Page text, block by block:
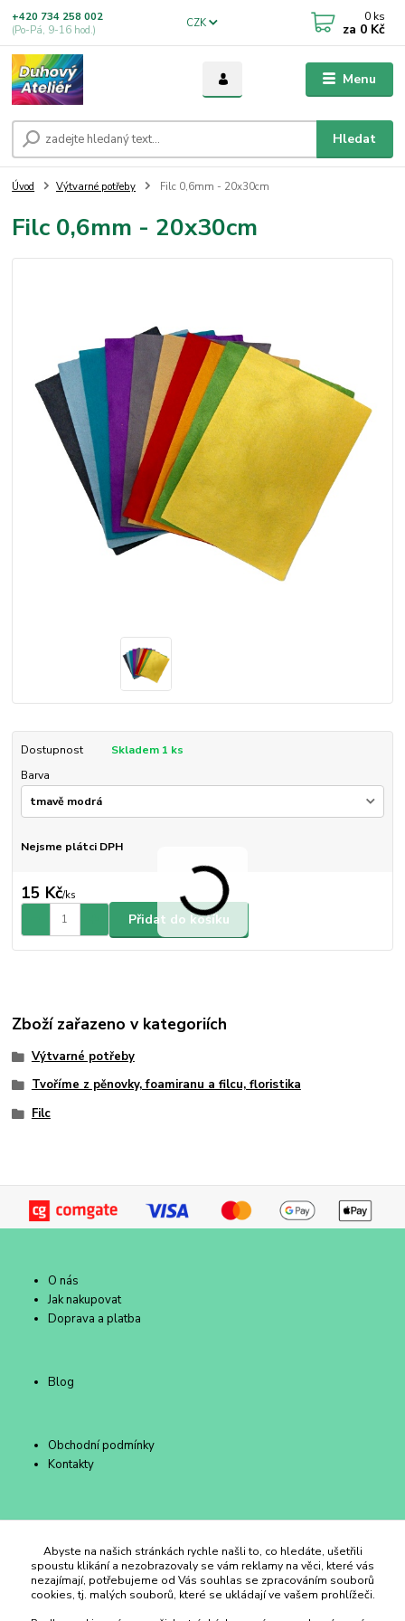
Menu
CZK
Hledat
+420 734 258 002
(Po-Pá, 9-16 hod.)
0 ks
za 0 Kč
Úvod Výtvarné potřeby Filc 0,6mm - 20x30cm
Filc 0,6mm - 20x30cm
Dostupnost
Skladem 1 ks
Barva
Nejsme plátci DPH
15 Kč/ks
Přidat do košíku
Zboží zařazeno v kategoriích
Výtvarné potřeby
Tvoříme z pěnovky, foamiranu a filcu, floristika
Filc
O nás
Jak nakupovat
Doprava a platba
Blog
Obchodní podmínky
Kontakty
Duhový Ateliér Kroměříž
+420 734 258 002
Abyste na našich stránkách rychle našli to, co hledáte, ušetřili
spoustu klikání a nezobrazovaly se vám reklamy na věci, které vás
nezajímají, potřebujeme od Vás souhlas se zpracováním souborů
cookies, tj. malých souborů, které se ukládají ve vašem prohlížeči.